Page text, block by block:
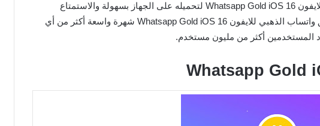
يبحث مستخدمي هاتف آبل أيفون عن واتساب الذهبي للايفون Whatsapp Gold iOS 16 لتحميله على الجهاز بسهولة والاستمتاع
بالمحادثات الكتابية والصوتية وتبادل البيانات، نال تطبيق واتساب الذهبي للايفون Whatsapp Gold iOS 16 شهرة واسعة أكثر من أي